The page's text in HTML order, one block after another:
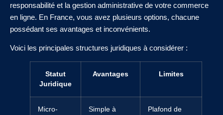
responsabilité et la gestion administrative de votre commerce
en ligne. En France, vous avez plusieurs options, chacune
possédant ses avantages et inconvénients.
Voici les principales structures juridiques à considérer :
Statut
Juridique
Avantages Limites
Micro-
Simple à
Plafond de